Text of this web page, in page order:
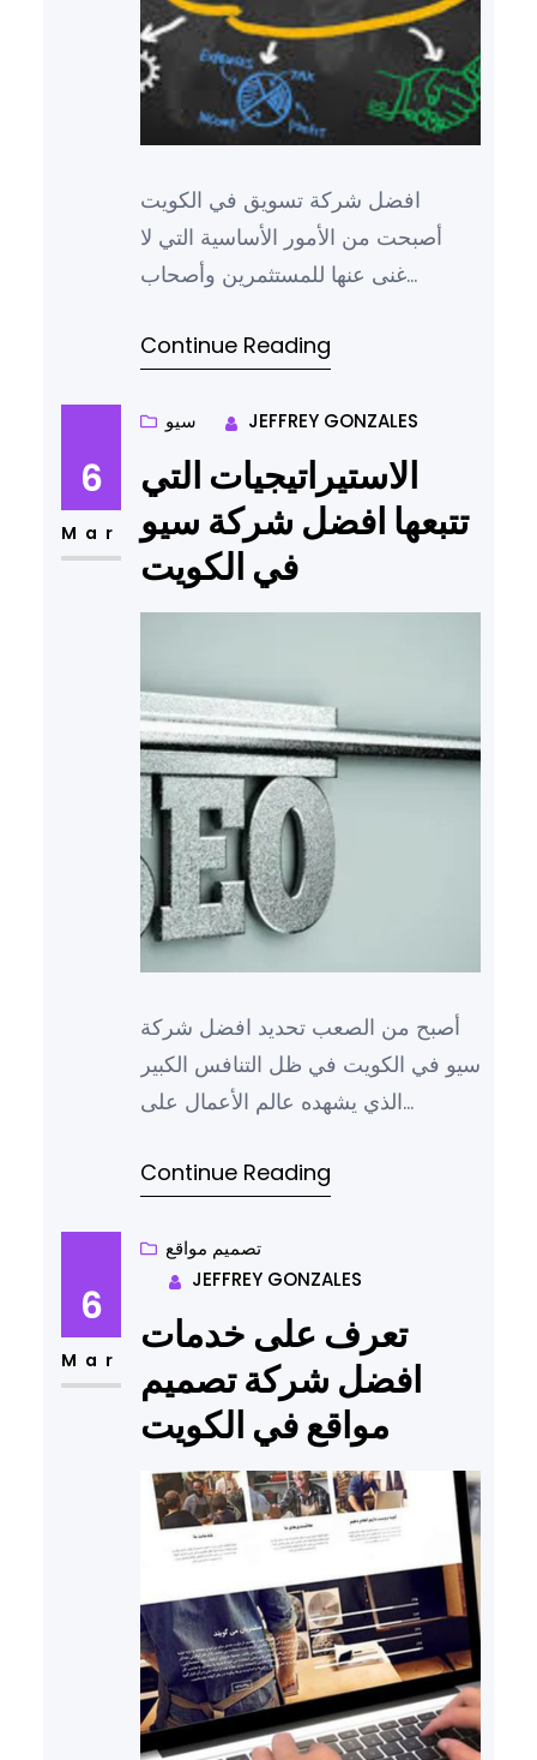
افضل شركة تسويق في الكويت
أصبحت من الأمور الأساسية التي لا
غنى عنها للمستثمرين وأصحاب
مجال التسويق الرقمي لتحقيق النجاح
بين الشركات الرائدة في هذا المجال
في الكويت تبرز ماجيك ديجيتال
للبرمجة والتسويق الرقمي كواحدة من
الأسماء الموثوقة التي تقدم حلول
مبتكرة وفعالة…
Continue Reading
6
Mar
سيو JEFFREY GONZALES
الاستيراتيجيات التي
تتبعها افضل شركة سيو
في الكويت
أصبح من الصعب تحديد افضل شركة
سيو في الكويت في ظل التنافس الكبير
الذي يشهده عالم الأعمال على
تحسين محركات البحث التي أصبحت
نجاح الشركات في جذب العملاء وزيادة
الظهور، ومن بين البلدان التي تشهد نمو
ملحوظ في ذلك المجال، تبرز الكويت
Continue Reading
6
Mar
تصميم مواقع
JEFFREY GONZALES
تعرف على خدمات
افضل شركة تصميم
مواقع في الكويت